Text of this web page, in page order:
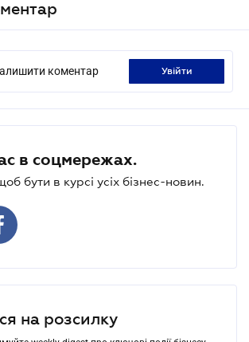
коментар увійти
в соцмережах.
бути в курсі усіх бізнес-новин.
на розсилку